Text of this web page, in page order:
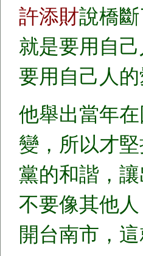
許添財說橋
就是要用自
要用自己人
他舉出當年
變，所以才
黨的和諧，
不要像其他
開台南市，